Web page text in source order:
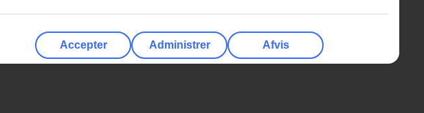
Accepter Administrer Afvis